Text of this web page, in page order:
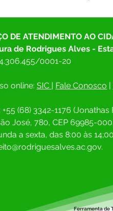
DE ATENDIMENTO AO
de Rodrigues Alves -
0001-20
online: SIC | Fale Conosco |
+55 (68) 3342-1176 (Jonathas
José, 780, CEP 69985-
a sexta, das 8:00 às
Ferramenta de